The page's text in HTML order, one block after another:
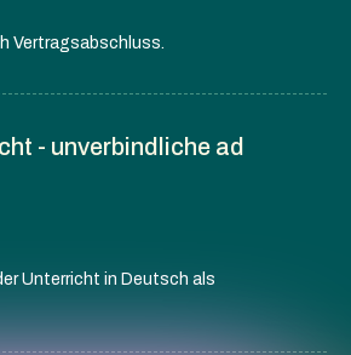
Vertragsabschluss.
- unverbindliche ad
Unterricht in Deutsch als